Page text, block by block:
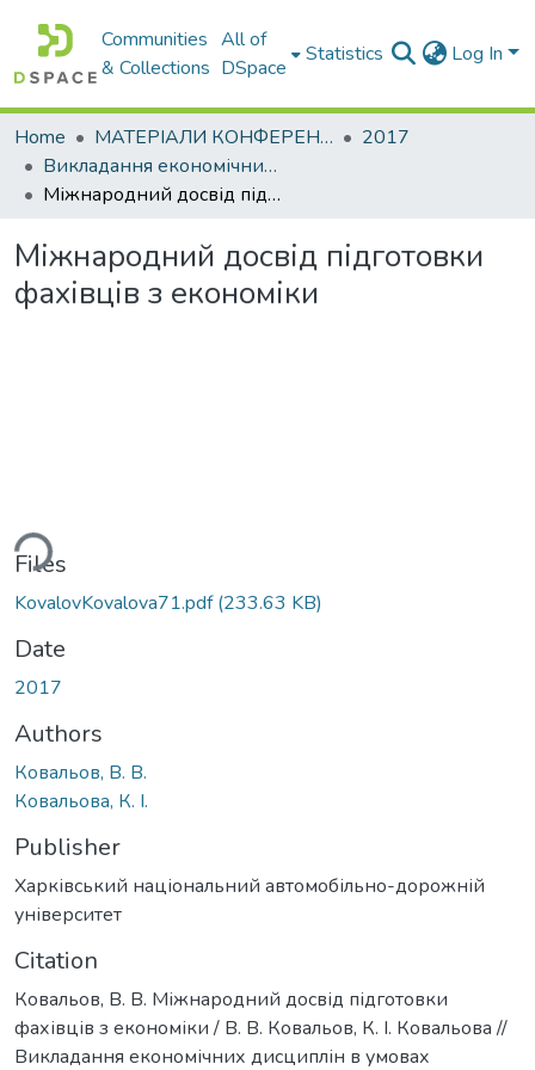
Communities
& Collections
All of
DSpace
Statistics Log In
Home МАТЕРІАЛИ КОНФЕРЕНЦІЙ
2017
Викладання економічних дисциплін в умовах глобалізації та європейської інтеграції України
Міжнародний досвід підготовки фахівців з економіки
Міжнародний досвід підготовки
фахівців з економіки
Files
KovalovKovalova71.pdf(233.63 KB)
Date
2017
Authors
Ковальов, В. В.
Ковальова, К. І.
Publisher
Харківський національний автомобільно-дорожній
університет
Citation
Ковальов, В. В. Міжнародний досвід підготовки
фахівців з економіки / В. В. Ковальов, К. І. Ковальова //
Викладання економічних дисциплін в умовах